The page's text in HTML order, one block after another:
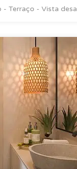
- Terraço - Vista